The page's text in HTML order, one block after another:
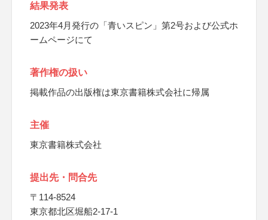
結果発表
2023年4月発行の「青いスピン」第2号および公式ホ
ームページにて
著作権の扱い
掲載作品の出版権は東京書籍株式会社に帰属
主催
東京書籍株式会社
提出先・問合先
〒114-8524
東京都北区堀船2-17-1